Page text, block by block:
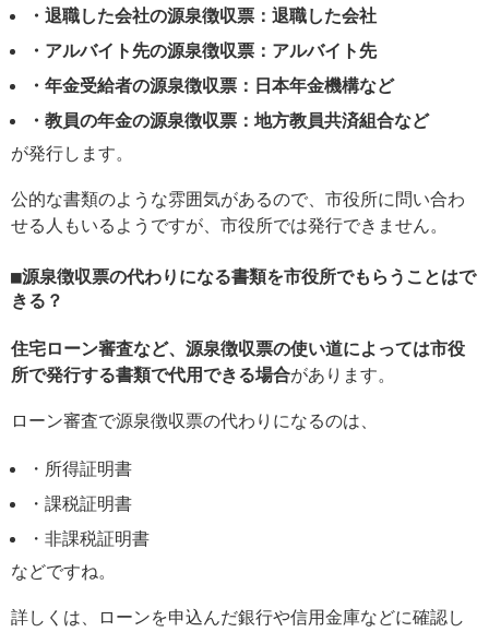
・退職した会社の源泉徴収票：退職した会社
・アルバイト先の源泉徴収票：アルバイト先
・年金受給者の源泉徴収票：日本年金機構など
・教員の年金の源泉徴収票：地方教員共済組合など
が発行します。
公的な書類のような雰囲気があるので、市役所に問い合わ
せる人もいるようですが、市役所では発行できません。
源泉徴収票の代わりになる書類を市役所でもらうことはで
きる？
住宅ローン審査など、源泉徴収票の使い道によっては市役
所で発行する書類で代用できる場合があります。
ローン審査で源泉徴収票の代わりになるのは、
・所得証明書
・課税証明書
・非課税証明書
などですね。
詳しくは、ローンを申込んだ銀行や信用金庫などに確認し